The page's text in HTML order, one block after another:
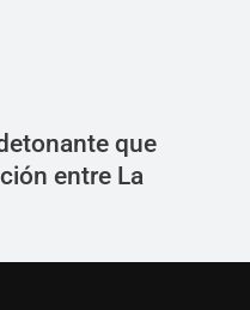
que
entre La